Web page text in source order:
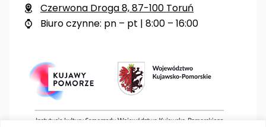
 Czerwona Droga 8, 87-100 Toruń
 Biuro czynne: pn – pt | 8:00 – 16:00